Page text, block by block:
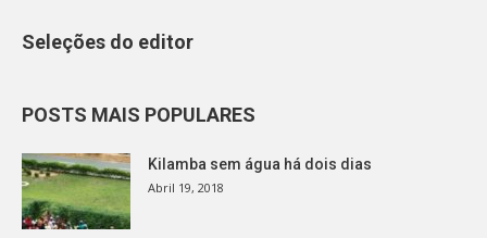
Seleções do editor
POSTS MAIS POPULARES
Kilamba sem água há dois dias
Abril 19, 2018